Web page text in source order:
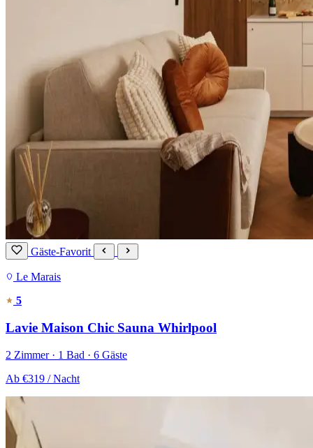
Gäste-Favorit
Le Marais
5
Lavie Maison Chic Sauna Whirlpool
2 Zimmer · 1 Bad · 6 Gäste
Ab €319 / Nacht